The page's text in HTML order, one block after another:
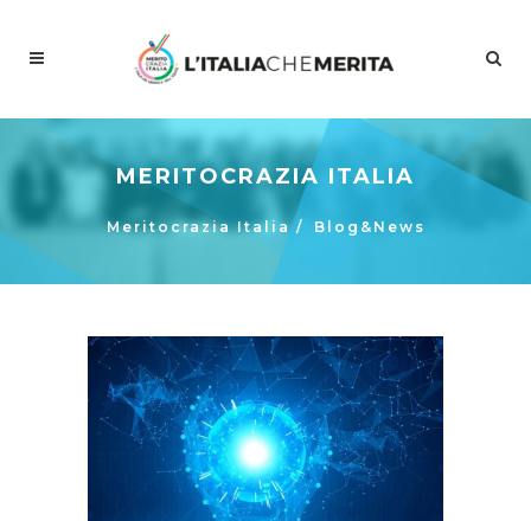
MERITOCRAZIA ITALIA
Meritocrazia Italia/ Blog&News